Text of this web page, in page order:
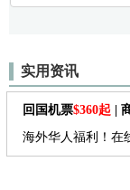
实用资讯
回国机票$360起 |
海外华人福利！在